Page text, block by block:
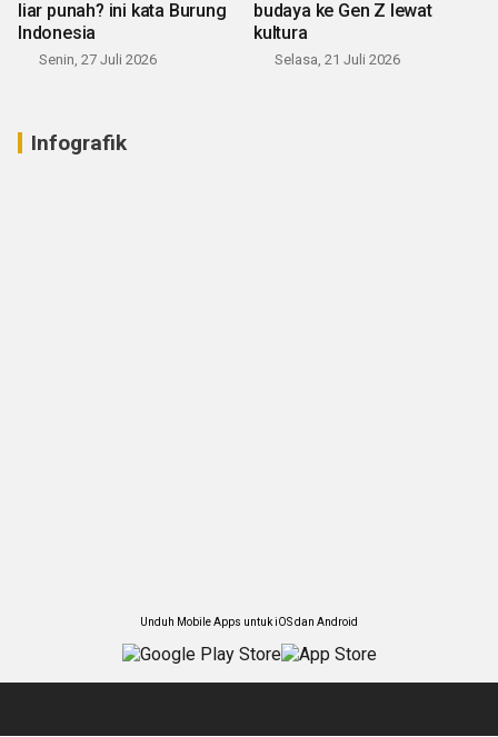
liar punah? ini kata Burung
Indonesia
Senin, 27 Juli 2026
budaya ke Gen Z lewat
kultura
Selasa, 21 Juli 2026
Infografik
Unduh Mobile Apps untuk iOS dan Android